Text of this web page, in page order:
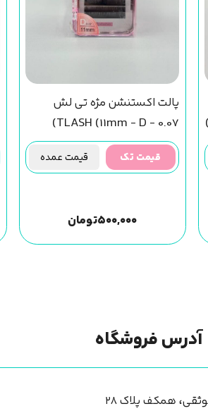
(مژه مصنوعی ) magic girl (f28)
پالت اکستنشن مژه تی لش
TLASH (11mm - D - 0.07)
قیمت تک قیمت عمده
۵۰۰,۰۰۰تومان
آدرس فروشگاه
همکف پلاک ۲۸